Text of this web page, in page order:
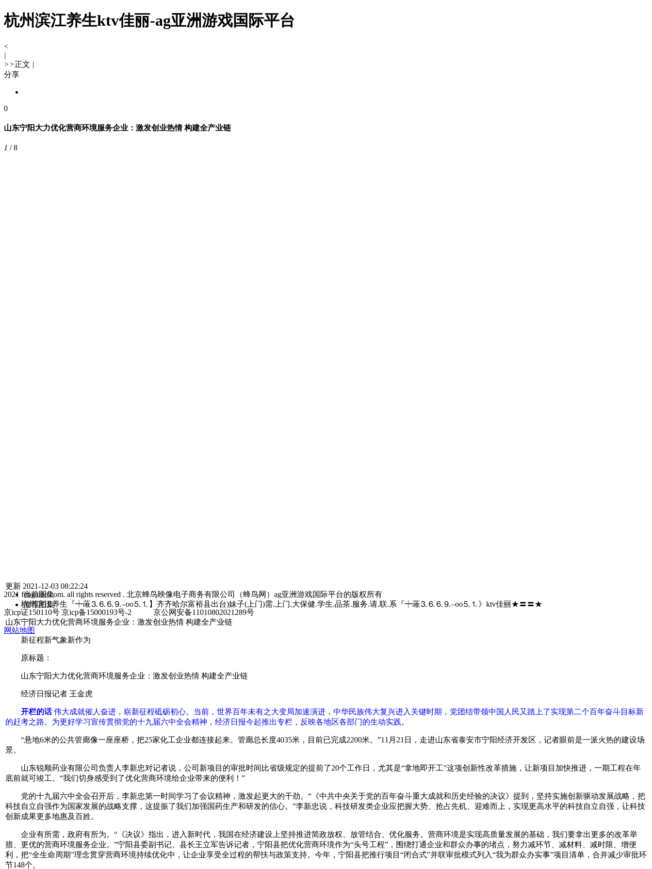
杭州滨江养生ktv佳丽-ag亚洲游戏国际平台
<
|
>>正文 |
分享
0
山东宁阳大力优化营商环境服务企业：激发创业热情 构建全产业链
1 /8
更新 2021-12-03 08:22:24
杭州滨江养生『┿蓶⒊⒍⒍⒐–oo⒌⒈】齐齐哈尔富裕县出台)妹子(上门)需.上门.大保健.学生.品茶.服务.请.联.系『┿蓶⒊⒍⒍⒐–oo⒌⒈》ktv佳丽★〓〓★
山东宁阳大力优化营商环境服务企业：激发创业热情 构建全产业链
新征程新气象新作为
原标题：
山东宁阳大力优化营商环境服务企业：激发创业热情 构建全产业链
经济日报记者 王金虎
开栏的话伟大成就催人奋进，崭新征程砥砺初心。当前，世界百年未有之大变局加速演进，中华民族伟大复兴进入关键时期，党团结带领中国人民又踏上了实现第二个百年奋斗目标新
的赶考之路。为更好学习宣传贯彻党的十九届六中全会精神，经济日报今起推出专栏，反映各地区各部门的生动实践。
“悬地6米的公共管廊像一座座桥，把25家化工企业都连接起来。管廊总长度4035米，目前已完成2200米。”11月21日，走进山东省泰安市宁阳经济开发区，记者眼前是一派火热的建设场
景。
山东锐顺药业有限公司负责人李新忠对记者说，公司新项目的审批时间比省级规定的提前了20个工作日，尤其是“拿地即开工”这项创新性改革措施，让新项目加快推进，一期工程在年
底前就可竣工。“我们切身感受到了优化营商环境给企业带来的便利！”
党的十九届六中全会召开后，李新忠第一时间学习了会议精神，激发起更大的干劲。“《中共中央关于党的百年奋斗重大成就和历史经验的决议》提到，坚持实施创新驱动发展战略，把
科技自立自强作为国家发展的战略支撑，这提振了我们加强国药生产和研发的信心。”李新忠说，科技研发类企业应把握大势、抢占先机、迎难而上，实现更高水平的科技自立自强，让科技
创新成果更多地惠及百姓。
企业有所需，政府有所为。“《决议》指出，进入新时代，我国在经济建设上坚持推进简政放权、放管结合、优化服务。营商环境是实现高质量发展的基础，我们要拿出更多的改革举
措、更优的营商环境服务企业。”宁阳县委副书记、县长王立军告诉记者，宁阳县把优化营商环境作为“头号工程”，围绕打通企业和群众办事的堵点，努力减环节、减材料、减时限、增便
利，把“全生命周期”理念贯穿营商环境持续优化中，让企业享受全过程的帮扶与政策支持。今年，宁阳县把推行项目“闭合式”并联审批模式列入“我为群众办实事”项目清单，合并减少审批环
节148个。
当前图集
推荐图集
2021 fengniao.com. all rights reserved . 北京蜂鸟映像电子商务有限公司（蜂鸟网）ag亚洲游戏国际平台的版权所有
京icp证150110号 京icp备15000193号-2 京公网安备11010802021289号
网站地图